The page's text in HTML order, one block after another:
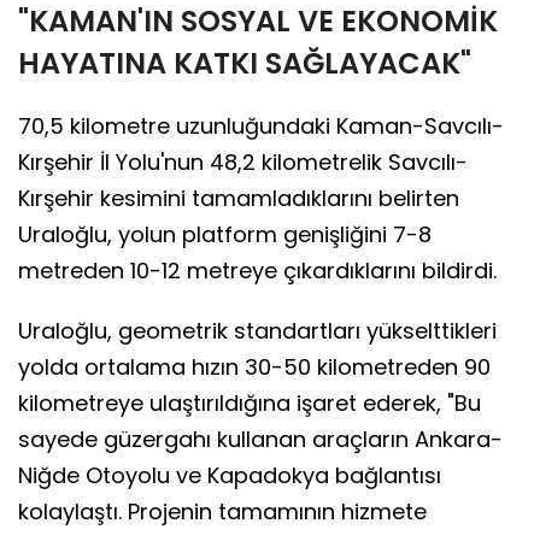
"KAMAN'IN SOSYAL VE EKONOMİK
HAYATINA KATKI SAĞLAYACAK"
70,5 kilometre uzunluğundaki Kaman-Savcılı-
Kırşehir İl Yolu'nun 48,2 kilometrelik Savcılı-
Kırşehir kesimini tamamladıklarını belirten
Uraloğlu, yolun platform genişliğini 7-8
metreden 10-12 metreye çıkardıklarını bildirdi.
Uraloğlu, geometrik standartları yükselttikleri
yolda ortalama hızın 30-50 kilometreden 90
kilometreye ulaştırıldığına işaret ederek, "Bu
sayede güzergahı kullanan araçların Ankara-
Niğde Otoyolu ve Kapadokya bağlantısı
kolaylaştı. Projenin tamamının hizmete